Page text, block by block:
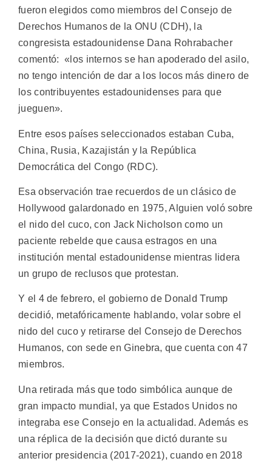
fueron elegidos como miembros del Consejo de
Derechos Humanos de la ONU (CDH), la
congresista estadounidense Dana Rohrabacher
comentó: «los internos se han apoderado del asilo,
no tengo intención de dar a los locos más dinero de
los contribuyentes estadounidenses para que
jueguen».
Entre esos países seleccionados estaban Cuba,
China, Rusia, Kazajistán y la República
Democrática del Congo (RDC).
Esa observación trae recuerdos de un clásico de
Hollywood galardonado en 1975, Alguien voló sobre
el nido del cuco, con Jack Nicholson como un
paciente rebelde que causa estragos en una
institución mental estadounidense mientras lidera
un grupo de reclusos que protestan.
Y el 4 de febrero, el gobierno de Donald Trump
decidió, metafóricamente hablando, volar sobre el
nido del cuco y retirarse del Consejo de Derechos
Humanos, con sede en Ginebra, que cuenta con 47
miembros.
Una retirada más que todo simbólica aunque de
gran impacto mundial, ya que Estados Unidos no
integraba ese Consejo en la actualidad. Además es
una réplica de la decisión que dictó durante su
anterior presidencia (2017-2021), cuando en 2018